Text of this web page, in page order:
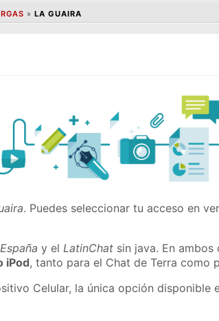
» LA GUAIRA
. Puedes seleccionar tu acceso en
y elLatinChat sin java. En
iPod, tanto para el Chat de Terra como
Celular, la única opción disponible